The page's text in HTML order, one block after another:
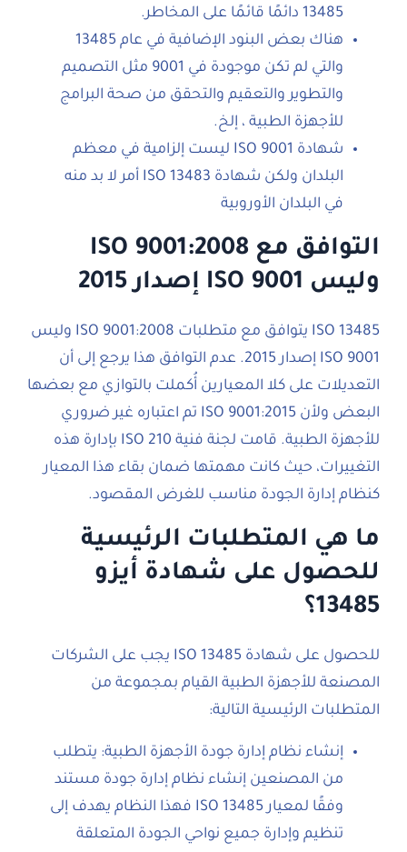
13485 دائمًا قائمًا على المخاطر.
هناك بعض البنود الإضافية في عام 13485
والتي لم تكن موجودة في 9001 مثل التصميم
والتطوير والتعقيم والتحقق من صحة البرامج
للأجهزة الطبية ، إلخ.
شهادة ISO 9001 ليست إلزامية في معظم
البلدان ولكن شهادة ISO 13483 أمر لا بد منه
في البلدان الأوروبية
التوافق مع ISO 9001:2008
وليس ISO 9001 إصدار 2015
ISO 13485 يتوافق مع متطلبات ISO 9001:2008 وليس
ISO 9001 إصدار 2015. عدم التوافق هذا يرجع إلى أن
التعديلات على كلا المعيارين أُكملت بالتوازي مع بعضها
البعض ولأن ISO 9001:2015 تم اعتباره غير ضروري
للأجهزة الطبية. قامت لجنة فنية ISO 210 بإدارة هذه
التغييرات، حيث كانت مهمتها ضمان بقاء هذا المعيار
كنظام إدارة الجودة مناسب للغرض المقصود.
ما هي المتطلبات الرئيسية
للحصول على شهادة أيزو
13485؟
للحصول على شهادة ISO 13485 يجب على الشركات
المصنعة للأجهزة الطبية القيام بمجموعة من
المتطلبات الرئيسية التالية:
إنشاء نظام إدارة جودة الأجهزة الطبية: يتطلب
من المصنعين إنشاء نظام إدارة جودة مستند
وفقًا لمعيار ISO 13485 فهذا النظام يهدف إلى
تنظيم وإدارة جميع نواحي الجودة المتعلقة